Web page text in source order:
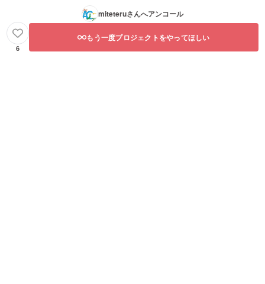
miteteruさんへアンコール
6
もう一度プロジェクトをやってほしい